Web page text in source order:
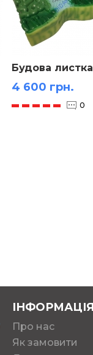
Будова
4 600 грн.
0
ІНФОРМАЦІЯ
Про нас
Як замовити